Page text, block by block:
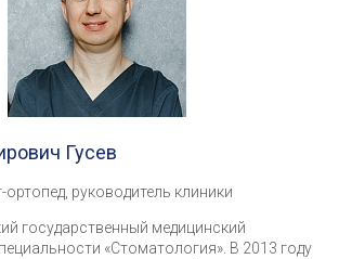
Гусев
руководитель клиники
государственный медицинский
«Стоматология». В 2013 году